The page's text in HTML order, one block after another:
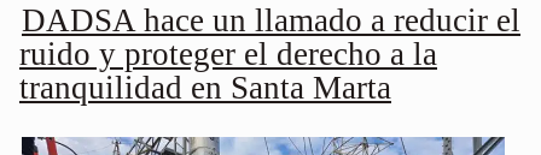
DADSA hace un llamado a reducir el
ruido y proteger el derecho a la
tranquilidad en Santa Marta